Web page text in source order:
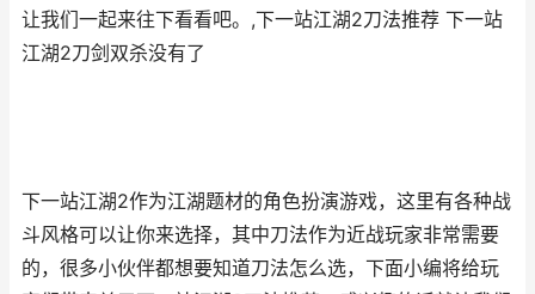
让我们一起来往下看看吧。,下一站江湖2刀法推荐 下一站
江湖2刀剑双杀没有了
下一站江湖2作为江湖题材的角色扮演游戏，这里有各种战
斗风格可以让你来选择，其中刀法作为近战玩家非常需要
的，很多小伙伴都想要知道刀法怎么选，下面小编将给玩